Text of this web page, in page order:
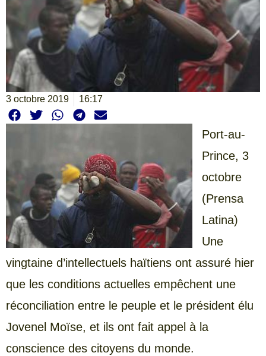
3 octobre 2019 16:17
Port-au-
Prince, 3
octobre
(Prensa
Latina)
Une
vingtaine d’intellectuels haïtiens ont assuré hier
que les conditions actuelles empêchent une
réconciliation entre le peuple et le président élu
Jovenel Moïse, et ils ont fait appel à la
conscience des citoyens du monde.